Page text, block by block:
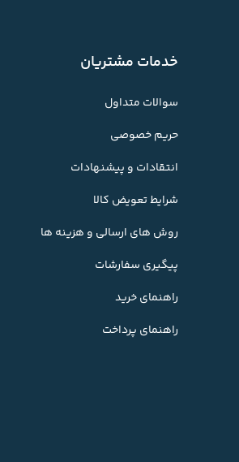
خدمات مشتریان
سوالات متداول
حریم خصوصی
انتقادات و پیشنهادات
شرایط تعویض کالا
روش های ارسالی و هزینه ها
پیگیری سفارشات
راهنمای خرید
راهنمای پرداخت